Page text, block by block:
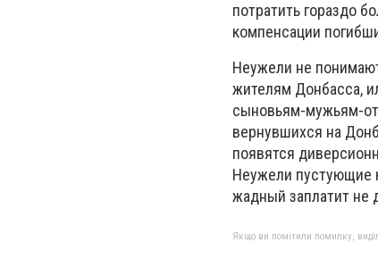
потратить гораздо
компенсации
Неужели не
жителям Донбасса,
сыновьям-мужьям-
вернувшихся на
появятся
Неужели пустующие
жадный заплатит не
Якщо ви помітили помилку,